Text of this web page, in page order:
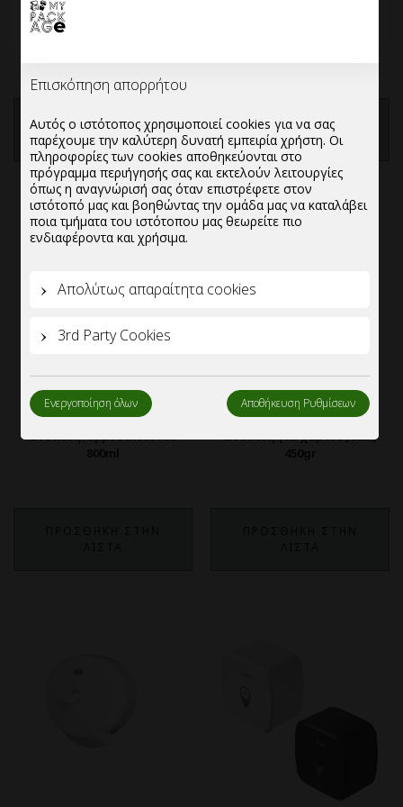
Αυτόματη Συσκευή Υγρού
ΠΡΟΣΘΗΚΗ ΣΤΗΝ
ΛΙΣΤΑ
ΠΡΟΣΘΗΚΗ ΣΤΗΝ
ΛΙΣΤΑ
Συσκευή Αφροσάπουνου
800ml
Συσκευή για χαρτί υγείας
450gr
Επισκόπηση απορρήτου
Αυτός ο ιστότοπος χρησιμοποιεί cookies για να σας
παρέχουμε την καλύτερη δυνατή εμπειρία χρήστη. Οι
πληροφορίες των cookies αποθηκεύονται στο
πρόγραμμα περιήγησής σας και εκτελούν λειτουργίες
όπως η αναγνώρισή σας όταν επιστρέφετε στον
ιστότοπό μας και βοηθώντας την ομάδα μας να καταλάβει
ποια τμήματα του ιστότοπου μας θεωρείτε πιο
ενδιαφέροντα και χρήσιμα.
Απολύτως απαραίτητα cookies
3rd Party Cookies
Ενεργοποίηση όλων Αποθήκευση Ρυθμίσεων